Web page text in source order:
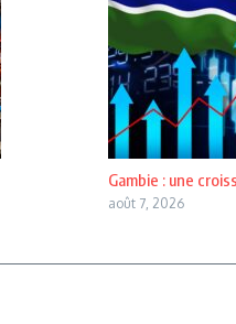
Gambie : une
août 7, 2026